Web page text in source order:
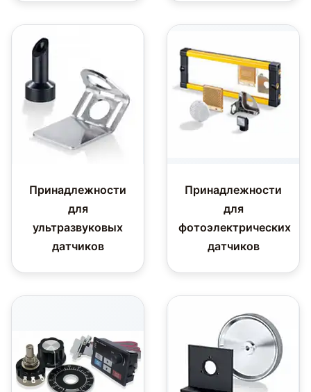
Принадлежности
для
ультразвуковых
датчиков
Принадлежности
для
фотоэлектрических
датчиков